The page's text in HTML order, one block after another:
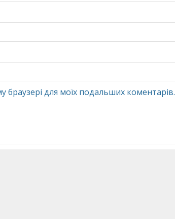
браузері для моїх подальших коментарів.